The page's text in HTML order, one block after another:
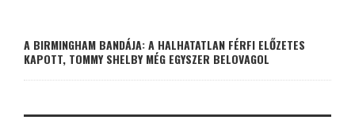
A BIRMINGHAM BANDÁJA: A HALHATATLAN FÉRFI ELŐZETES
KAPOTT, TOMMY SHELBY MÉG EGYSZER BELOVAGOL